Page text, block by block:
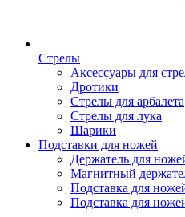
Стрелы
Аксессуары для
Дротики
Стрелы для арбалета
Стрелы для лука
Шарики
Подставки для ножей
Держатель для
Магнитный
Подставка для
Подставка для